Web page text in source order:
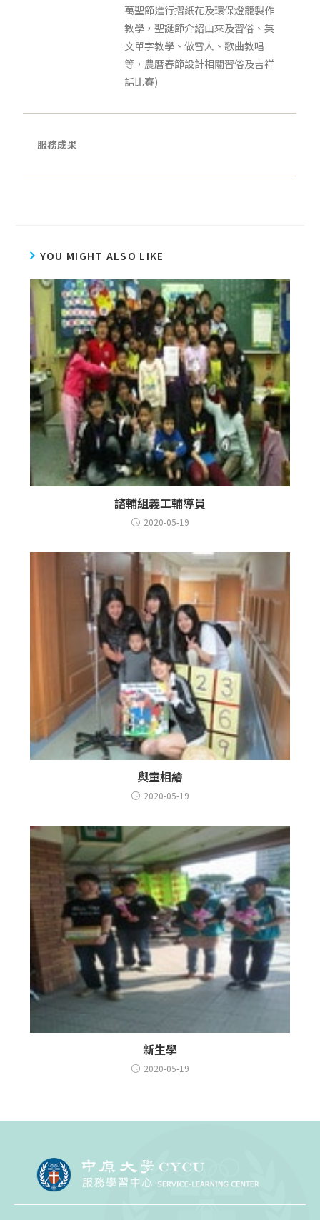
萬聖節進行摺紙花及環保燈籠製作
教學，聖誕節介紹由來及習俗、英
文單字教學、做雪人、歌曲教唱
等，農曆春節設計相關習俗及吉祥
話比賽)
服務成果
YOU MIGHT ALSO LIKE
諮輔組義工輔導員
2020-05-19
與童相繪
2020-05-19
新生學
2020-05-19